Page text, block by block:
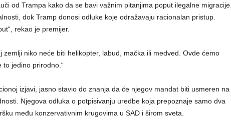
od Trampa kako da se bavi važnim pitanjima poput ilegalne migracije.
dok Tramp donosi odluke koje odražavaju racionalan pristup.
rekao je premijer.
zemlji niko neće biti helikopter, labud, mačka ili medved. Ovde ćemo
to jedino prirodno.“
izjavi, jasno stavio do znanja da će njegov mandat biti usmeren na
Njegova odluka o potpisivanju uredbe koja prepoznaje samo dva
među konzervativnim krugovima u SAD i širom sveta.